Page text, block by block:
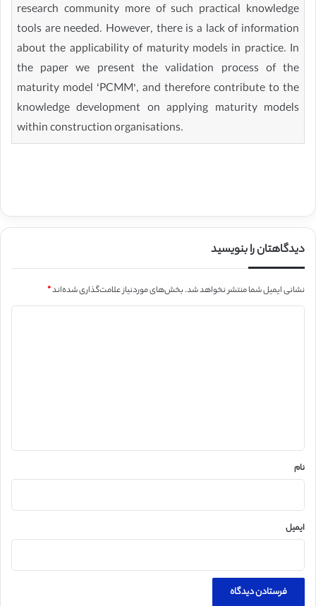
research community more of such practical knowledge
tools are needed. However, there is a lack of information
about the applicability of maturity models in practice. In
the paper we present the validation process of the
maturity model ‘PCMM’, and therefore contribute to the
knowledge development on applying maturity models
within construction organisations.
دیدگاهتان را بنویسید
نشانی ایمیل شما منتشر نخواهد شد.بخش‌های موردنیاز علامت‌گذاری شده‌اند*
نام
ایمیل